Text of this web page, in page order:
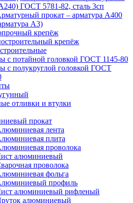
ГОСТ 5781-82, сталь 3сп
прокат – арматура А400
А3)
крепёж
крепёж
с потайной головкой ГОСТ 1145-80
с полукруглой головкой ГОСТ
отливки и втулки
прокат
лента
плита
проволока
алюминиевый
проволока
фольга
профиль
алюминиевый рифленый
алюминиевый